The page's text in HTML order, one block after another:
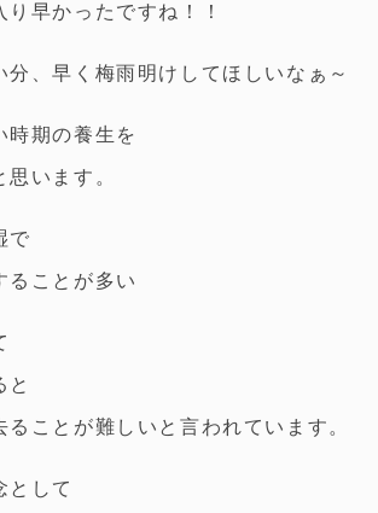
早かったですね！！
分、早く梅雨明けしてほしいなぁ～
時期の養生を
います。
で
ることが多い
と
ることが難しいと言われています。
として